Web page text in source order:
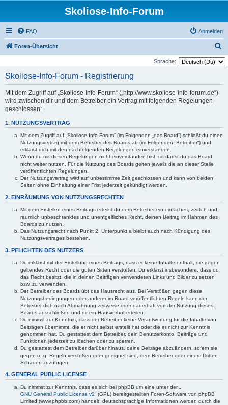
Skoliose-Info-Forum
FAQ Anmelden
Foren-Übersicht
u
Sprache:
Skoliose-Info-Forum - Registrierung
Mit dem Zugriff auf „Skoliose-Info-Forum“ („http://www.skoliose-info-forum.de“)
wird zwischen dir und dem Betreiber ein Vertrag mit folgenden Regelungen
geschlossen:
1. NUTZUNGSVERTRAG
Mit dem Zugriff auf „Skoliose-Info-Forum“ (im Folgenden „das Board“) schließt du einen
Nutzungsvertrag mit dem Betreiber des Boards ab (im Folgenden „Betreiber“) und
erklärst dich mit den nachfolgenden Regelungen einverstanden.
Wenn du mit diesen Regelungen nicht einverstanden bist, so darfst du das Board
nicht weiter nutzen. Für die Nutzung des Boards gelten jeweils die an dieser Stelle
veröffentlichten Regelungen.
Der Nutzungsvertrag wird auf unbestimmte Zeit geschlossen und kann von beiden
Seiten ohne Einhaltung einer Frist jederzeit gekündigt werden.
2. EINRÄUMUNG VON NUTZUNGSRECHTEN
Mit dem Erstellen eines Beitrags erteilst du dem Betreiber ein einfaches, zeitlich und
räumlich unbeschränktes und unentgeltliches Recht, deinen Beitrag im Rahmen des
Boards zu nutzen.
Das Nutzungsrecht nach Punkt 2, Unterpunkt a bleibt auch nach Kündigung des
Nutzungsvertrages bestehen.
3. PFLICHTEN DES NUTZERS
Du erklärst mit der Erstellung eines Beitrags, dass er keine Inhalte enthält, die gegen
geltendes Recht oder die guten Sitten verstoßen. Du erklärst insbesondere, dass du
das Recht besitzt, die in deinen Beiträgen verwendeten Links und Bilder zu setzen
bzw. zu verwenden.
Der Betreiber des Boards übt das Hausrecht aus. Bei Verstößen gegen diese
Nutzungsbedingungen oder anderer im Board veröffentlichten Regeln kann der
Betreiber dich nach Abmahnung zeitweise oder dauerhaft von der Nutzung dieses
Boards ausschließen und dir ein Hausverbot erteilen.
Du nimmst zur Kenntnis, dass der Betreiber keine Verantwortung für die Inhalte von
Beiträgen übernimmt, die er nicht selbst erstellt hat oder die er nicht zur Kenntnis
genommen hat. Du gestattest dem Betreiber, dein Benutzerkonto, Beiträge und
Funktionen jederzeit zu löschen oder zu sperren.
Du gestattest dem Betreiber darüber hinaus, deine Beiträge abzuändern, sofern sie
gegen o. g. Regeln verstoßen oder geeignet sind, dem Betreiber oder einem Dritten
Schaden zuzufügen.
4. GENERAL PUBLIC LICENSE
Du nimmst zur Kenntnis, dass es sich bei phpBB um eine unter der „
GNU General Public License v2“ (GPL) bereitgestellten Foren-Software von phpBB
Limited (www.phpbb.com) handelt; deutschsprachige Informationen werden durch die